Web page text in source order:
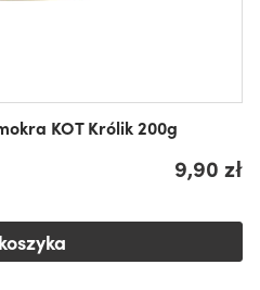
KOT Królik 200g
9,90 zł